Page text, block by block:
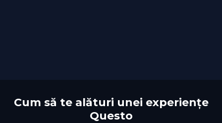
Cum să te alături unei experiențe
Questo